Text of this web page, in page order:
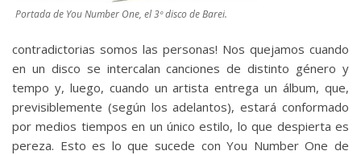
Portada de You Number One, el 3º disco de Barei.
contradictorias somos las personas! Nos quejamos cuando
en un disco se intercalan canciones de distinto género y
tempo y, luego, cuando un artista entrega un álbum, que,
previsiblemente (según los adelantos), estará conformado
por medios tiempos en un único estilo, lo que despierta es
pereza. Esto es lo que sucede con You Number One de